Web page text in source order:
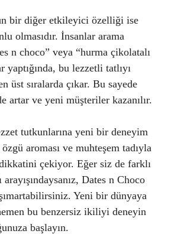
bir diğer etkileyici özelliği ise
olmasıdır. İnsanlar arama
n choco” veya “hurma çikolatalı
yaptığında, bu lezzetli tatlıyı
üst sıralarda çıkar. Bu sayede
artar ve yeni müşteriler kazanılır.
tutkunlarına yeni bir deneyim
aroması ve muhteşem tadıyla
çekiyor. Eğer siz de farklı
Dates n Choco
Yeni bir dünyaya
bu benzersiz ikiliyi deneyin
başlayın.